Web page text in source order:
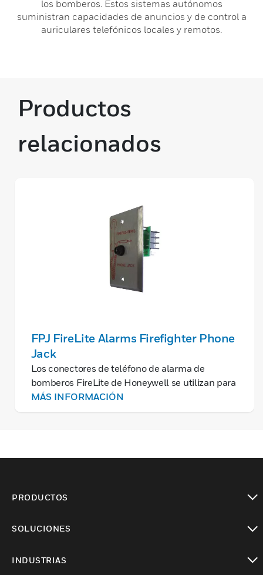
los bomberos. Estos sistemas autónomos
suministran capacidades de anuncios y de control a
auriculares telefónicos locales y remotos.
Productos
relacionados
FPJ FireLite Alarms Firefighter Phone
Jack
Los conectores de teléfono de alarma de
bomberos FireLite de Honeywell se utilizan para
montar en una caja eléctrica de una sola
entrada. Todos los circuitos tienen limitación de
MÁS INFORMACIÓN
PRODUCTOS
SOLUCIONES
INDUSTRIAS